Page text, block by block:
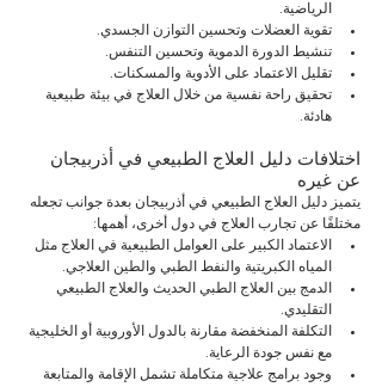
الرياضية.
تقوية العضلات وتحسين التوازن الجسدي.
تنشيط الدورة الدموية وتحسين التنفس.
تقليل الاعتماد على الأدوية والمسكنات.
تحقيق راحة نفسية من خلال العلاج في بيئة طبيعية
هادئة.
اختلافات دليل العلاج الطبيعي في أذربيجان
عن غيره
يتميز دليل العلاج الطبيعي في أذربيجان بعدة جوانب تجعله
مختلفًا عن تجارب العلاج في دول أخرى، أهمها:
الاعتماد الكبير على العوامل الطبيعية في العلاج مثل
المياه الكبريتية والنفط الطبي والطين العلاجي.
الدمج بين العلاج الطبي الحديث والعلاج الطبيعي
التقليدي.
التكلفة المنخفضة مقارنة بالدول الأوروبية أو الخليجية
مع نفس جودة الرعاية.
وجود برامج علاجية متكاملة تشمل الإقامة والمتابعة